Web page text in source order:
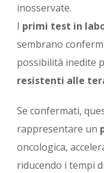
inosservate.
I primi test in
sembrano
possibilità inedite
resistenti alle
Se confermati,
rappresentare un
oncologica,
riducendo i tempi